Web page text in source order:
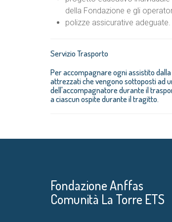
della Fondazione e gli
polizze assicurative adeguate.
Servizio Trasporto
Per accompagnare ogni assistito
attrezzati che vengono sottoposti ad
dell'accompagnatore durante il
a ciascun ospite durante il tragitto.
Fondazione Anffas
Comunità La Torre ETS